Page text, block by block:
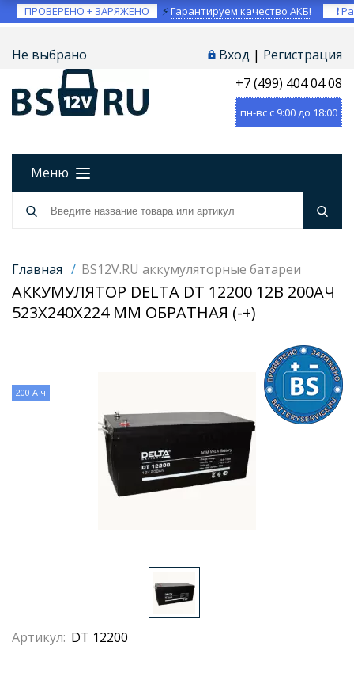
ПРОВЕРЕНО + ЗАРЯЖЕНО ⚡Гарантируем качество АКБ! ❗
Не выбрано Вход | Регистрация
+7 (499) 404 04 08
пн-вс с 9:00 до 18:00
Меню
Главная / BS12V.RU аккумуляторные батареи
АККУМУЛЯТОР DELTA DT 12200 12В 200АЧ
523X240X224 ММ ОБРАТНАЯ (-+)
200 А·ч
Артикул: DT 12200